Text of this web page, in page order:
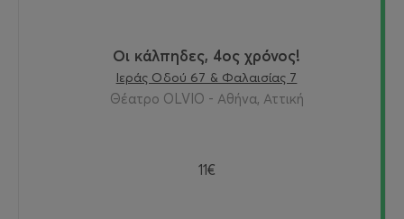
Οι κάλπηδες, 4ος χρόνος!
Ιεράς Οδού 67 & Φαλαισίας 7
Θέατρο OLVIO - Αθήνα, Αττική
11€